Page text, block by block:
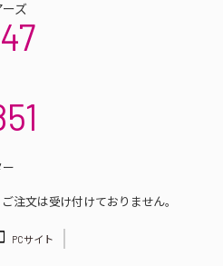
ズ
注文は受け付けておりません。
PCサイト